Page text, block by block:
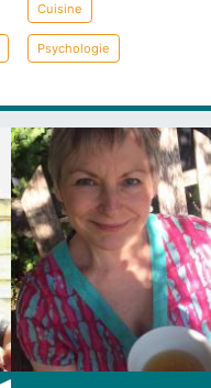
Cuisine
Psychologie